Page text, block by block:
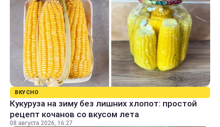
ВКУСНО
Кукуруза на зиму без лишних хлопот: простой
рецепт кочанов со вкусом лета
08 августа 2026, 16:27